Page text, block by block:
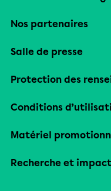
Nos partenaires
Salle de presse
Protection des
Conditions
Matériel
Recherche et impact